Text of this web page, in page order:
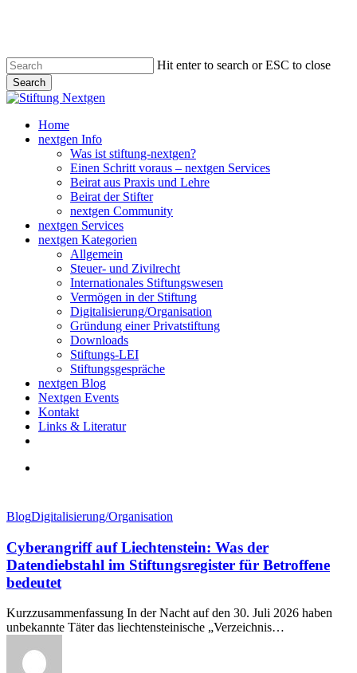
content
Hit enter to search or ESC to close
Search
Close
search
Menu
Home
nextgen Info
Was ist stiftung-nextgen?
Einen Schritt voraus – nextgen Services
Beirat aus Praxis und Lehre
Beirat der Stifter
nextgen Community
nextgen Services
nextgen Kategorien
Allgemein
Steuer- und Zivilrecht
Internationales Stiftungswesen
Vermögen in der Stiftung
Digitalisierung/Organisation
Gründung einer Privatstiftung
Downloads
Stiftungs-LEI
Stiftungsgespräche
nextgen Blog
Nextgen Events
Kontakt
Links & Literatur
Cyberangriff
Liechtenstein:
Was
der
Datendiebstahl
Stiftungsregister
für
bedeutet
BlogDigitalisierung/Organisation
Cyberangriff auf Liechtenstein: Was der
Datendiebstahl im Stiftungsregister für Betroffene
bedeutet
Kurzzusammenfassung In der Nacht auf den 30. Juli 2026 haben
unbekannte Täter das liechtensteinische „Verzeichnis…